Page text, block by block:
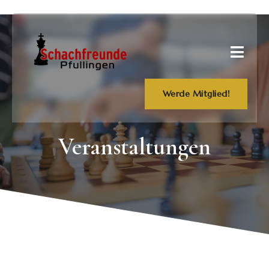
Werde Mitglied!
Veranstaltungen